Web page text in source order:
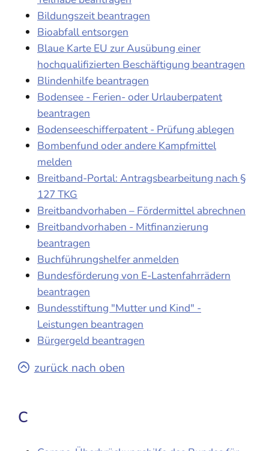
Bildungszeit beantragen
Bioabfall entsorgen
Blaue Karte EU zur Ausübung einer
hochqualifizierten Beschäftigung beantragen
Blindenhilfe beantragen
Bodensee - Ferien- oder Urlauberpatent
beantragen
Bodenseeschifferpatent - Prüfung ablegen
Bombenfund oder andere Kampfmittel
melden
Breitband-Portal: Antragsbearbeitung nach §
127 TKG
Breitbandvorhaben – Fördermittel abrechnen
Breitbandvorhaben - Mitfinanzierung
beantragen
Buchführungshelfer anmelden
Bundesförderung von E-Lastenfahrrädern
beantragen
Bundesstiftung "Mutter und Kind" -
Leistungen beantragen
Bürgergeld beantragen
zurück nach oben
C